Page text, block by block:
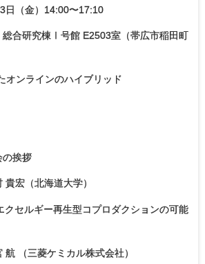
日（金）14:00〜17:10
総合研究棟Ⅰ号館 E2503室（帯広市稲田町
オンラインのハイブリッド
挨拶
宏（北海道大学）
クセルギー再生型コプロダクションの可能
（三菱ケミカル株式会社）